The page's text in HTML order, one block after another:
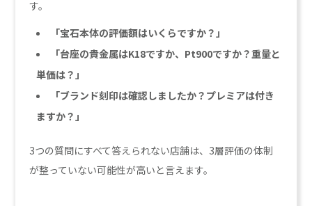
す。
「宝石本体の評価額はいくらですか？」
「台座の貴金属はK18ですか、Pt900ですか？重量と
単価は？」
「ブランド刻印は確認しましたか？プレミアは付き
ますか？」
3つの質問にすべて答えられない店舗は、3層評価の体制
が整っていない可能性が高いと言えます。